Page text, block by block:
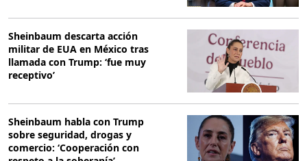
Sheinbaum descarta acción
militar de EUA en México tras
llamada con Trump: ‘fue muy
receptivo’
Sheinbaum habla con Trump
sobre seguridad, drogas y
comercio: ‘Cooperación con